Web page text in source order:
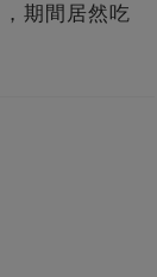
期間居然吃